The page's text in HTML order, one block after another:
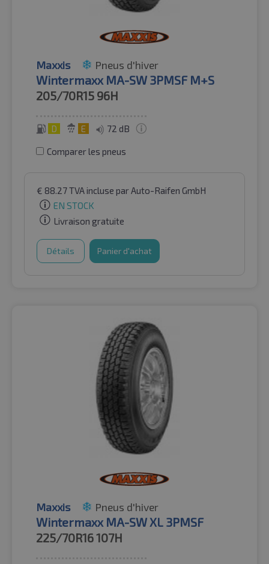
Maxxis Pneus d'hiver
Wintermaxx MA-SW 3PMSF M+S
205/70R15 96H
D E 72 dB
Comparer les pneus
€ 88.27TVA incluse par Auto-Raifen GmbH
EN STOCK
Livraison gratuite
Détails Panier d'achat
Maxxis Pneus d'hiver
Wintermaxx MA-SW XL 3PMSF
225/70R16107H